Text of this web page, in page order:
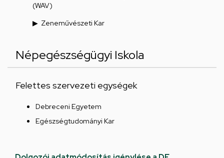
(WAV)
Zeneművészeti Kar
Népegészségügyi Iskola
Felettes szervezeti egységek
Debreceni Egyetem
Egészségtudományi Kar